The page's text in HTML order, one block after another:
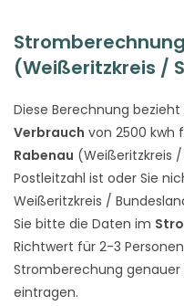
(Weißeritzkreis /
Diese Berechnung
Verbrauch von 2500 kwh
Rabenau (Weißeritzkreis /
Postleitzahl ist oder Sie
Weißeritzkreis /
Sie bitte die Daten im
Richtwert für 2-3
Stromberechung genauer
eintragen.